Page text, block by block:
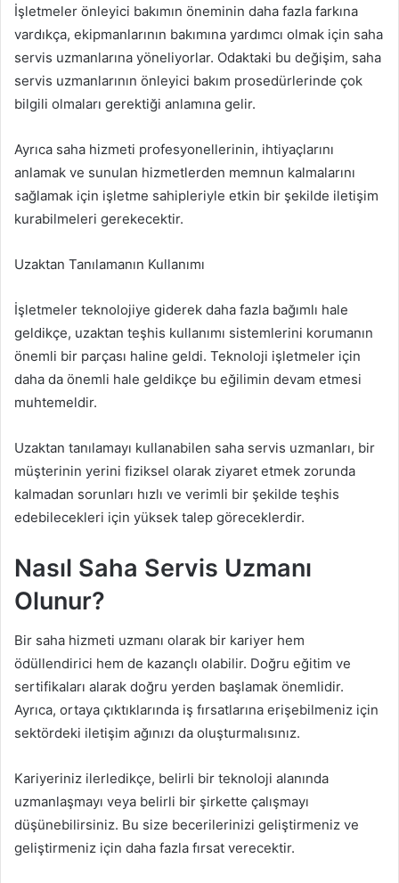
İşletmeler önleyici bakımın öneminin daha fazla farkına
vardıkça, ekipmanlarının bakımına yardımcı olmak için saha
servis uzmanlarına yöneliyorlar. Odaktaki bu değişim, saha
servis uzmanlarının önleyici bakım prosedürlerinde çok
bilgili olmaları gerektiği anlamına gelir.
Ayrıca saha hizmeti profesyonellerinin, ihtiyaçlarını
anlamak ve sunulan hizmetlerden memnun kalmalarını
sağlamak için işletme sahipleriyle etkin bir şekilde iletişim
kurabilmeleri gerekecektir.
Uzaktan Tanılamanın Kullanımı
İşletmeler teknolojiye giderek daha fazla bağımlı hale
geldikçe, uzaktan teşhis kullanımı sistemlerini korumanın
önemli bir parçası haline geldi. Teknoloji işletmeler için
daha da önemli hale geldikçe bu eğilimin devam etmesi
muhtemeldir.
Uzaktan tanılamayı kullanabilen saha servis uzmanları, bir
müşterinin yerini fiziksel olarak ziyaret etmek zorunda
kalmadan sorunları hızlı ve verimli bir şekilde teşhis
edebilecekleri için yüksek talep göreceklerdir.
Nasıl Saha Servis Uzmanı
Olunur?
Bir saha hizmeti uzmanı olarak bir kariyer hem
ödüllendirici hem de kazançlı olabilir. Doğru eğitim ve
sertifikaları alarak doğru yerden başlamak önemlidir.
Ayrıca, ortaya çıktıklarında iş fırsatlarına erişebilmeniz için
sektördeki iletişim ağınızı da oluşturmalısınız.
Kariyeriniz ilerledikçe, belirli bir teknoloji alanında
uzmanlaşmayı veya belirli bir şirkette çalışmayı
düşünebilirsiniz. Bu size becerilerinizi geliştirmeniz ve
geliştirmeniz için daha fazla fırsat verecektir.